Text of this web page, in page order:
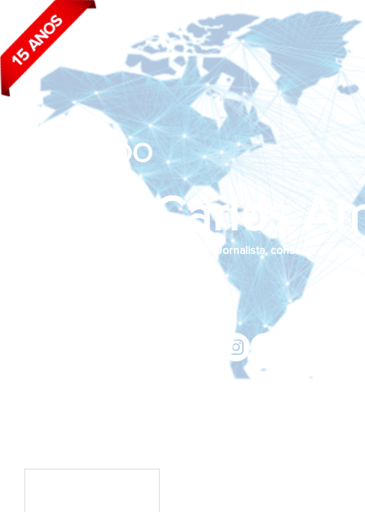
João Carlos
BLOG DO
Jornalista, consultor de